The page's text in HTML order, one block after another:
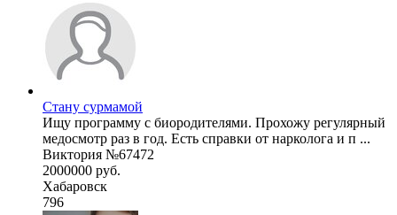
Стану сурмамой
Ищу программу с биородителями. Прохожу регулярный
медосмотр раз в год. Есть справки от нарколога и п ...
Виктория №67472
2000000 руб.
Хабаровск
796